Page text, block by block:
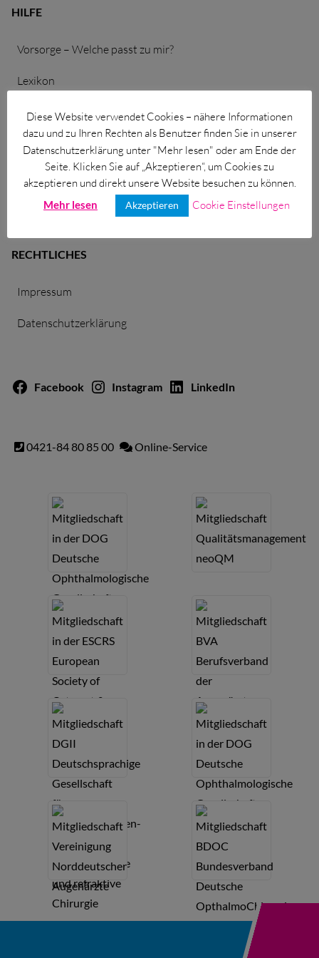
für Diabetiker
für Netzhaut + Makula
bei hohem Blutdruck
für Hornhaut/Keratokonus
HILFE
Vorsorge – Welche passt zu mir?
Lexikon
Einfache Sprache
Downloads
Sitemap
Suche
RECHTLICHES
Impressum
Datenschutzerklärung
Facebook Instagram LinkedIn
0421-84 80 85 00 Online-Service
Diese Website verwendet Cookies – nähere Informationen
dazu und zu Ihren Rechten als Benutzer finden Sie in unserer
Datenschutzerklärung unter "Mehr lesen" oder am Ende der
Seite. Klicken Sie auf „Akzeptieren“, um Cookies zu
akzeptieren und direkt unsere Website besuchen zu können.
Mehr lesen Akzeptieren Cookie Einstellungen